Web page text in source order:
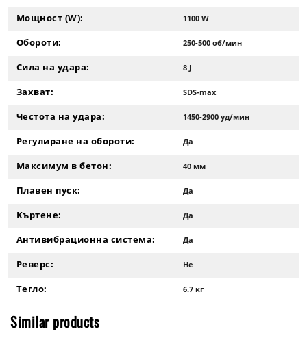
Мощност (W): 1100 W
Обороти: 250-500 об/мин
Сила на удара: 8 J
Захват: SDS-max
Честота на удара: 1450-2900 уд/мин
Регулиране на обороти: Да
Максимум в бетон: 40 мм
Плавен пуск: Да
Къртене: Да
Антивибрационна система: Да
Реверс: Не
Тегло: 6.7 кг
Similar products